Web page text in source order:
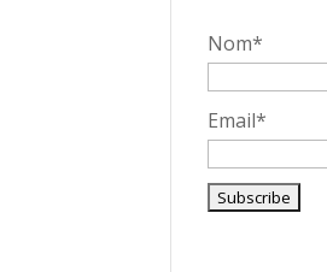
Nom*
Email*